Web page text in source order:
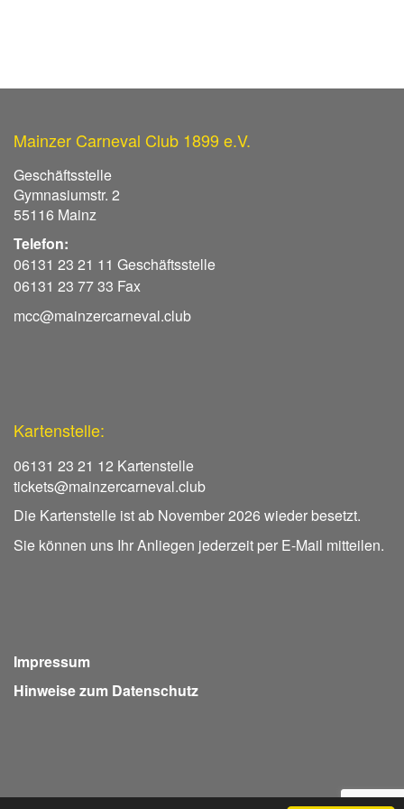
Mainzer Carneval Club 1899 e.V.
Geschäftsstelle
Gymnasiumstr. 2
55116 Mainz
Telefon:
06131 23 21 11 Geschäftsstelle
06131 23 77 33 Fax
mcc@mainzercarneval.club
Kartenstelle:
06131 23 21 12 Kartenstelle
tickets@mainzercarneval.club
Die Kartenstelle ist ab November 2026 wieder besetzt.
Sie können uns Ihr Anliegen jederzeit per E-Mail mitteilen.
Impressum
Hinweise zum Datenschutz